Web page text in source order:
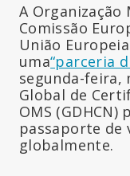
A Organização
Comissão
União
uma“parceria
segunda-feira,
Global de
OMS
passaporte de
globalmente.